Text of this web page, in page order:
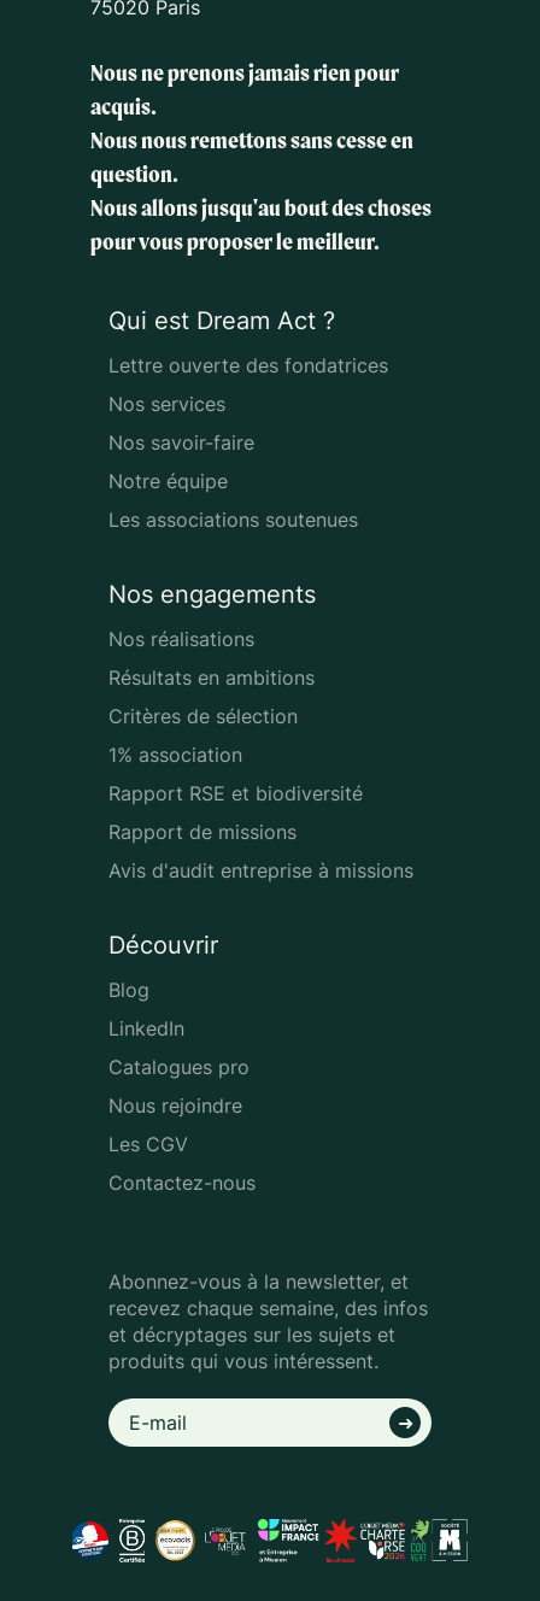
75020 Paris
Nous ne prenons jamais rien pour
acquis.
Nous nous remettons sans cesse en
question.
Nous allons jusqu'au bout des choses
pour vous proposer le meilleur.
Qui est Dream Act ?
Lettre ouverte des fondatrices
Nos services
Nos savoir-faire
Notre équipe
Les associations soutenues
Nos engagements
Nos réalisations
Résultats en ambitions
Critères de sélection
1% association
Rapport RSE et biodiversité
Rapport de missions
Avis d'audit entreprise à missions
Découvrir
Blog
LinkedIn
Catalogues pro
Nous rejoindre
Les CGV
Contactez-nous
Abonnez-vous à la newsletter, et
recevez chaque semaine, des infos
et décryptages sur les sujets et
produits qui vous intéressent.